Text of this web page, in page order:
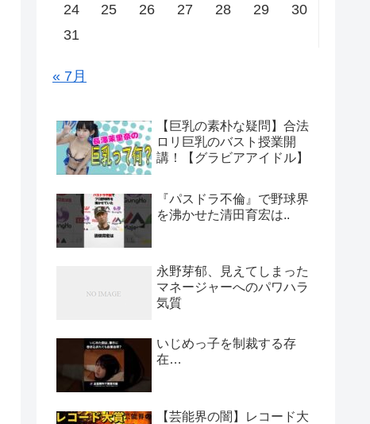
24
25 26 27 28 29
30
31
« 7月
【巨乳の素朴な疑問】合法
ロリ巨乳のバスト授業開
講！【グラビアアイドル】
『パスドラ不倫』で野球界
を沸かせた清田育宏は..
永野芽郁、見えてしまった
マネージャーへのパワハラ
気質
いじめっ子を制裁する存
在…
【芸能界の闇】レコード大